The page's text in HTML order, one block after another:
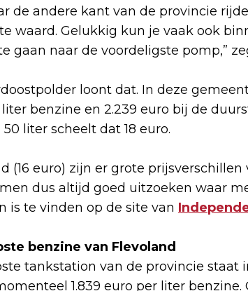
de andere kant van de provincie
waard. Gelukkig kun je vaak ook
gaan naar de voordeligste pomp,”
loont dat. In deze
liter benzine en 2.239 euro bij de
liter scheelt dat 18 euro.
(16 euro) zijn er grote
dus altijd goed uitzoeken waar
is te vinden op de site van
benzine van Flevoland
tankstation van de provincie staat
1.839 euro per liter